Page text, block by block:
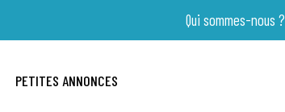
Qui sommes-nous ?
PETITES ANNONCES